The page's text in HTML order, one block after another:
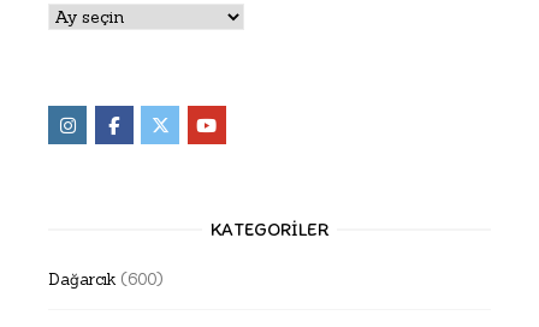
Arşivler
KATEGORILER
Dağarcık (600)